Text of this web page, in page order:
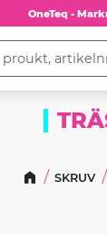
OneTeq -
SKRUV